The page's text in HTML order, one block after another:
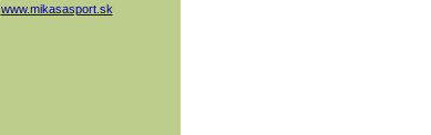
www.mikasasport.sk